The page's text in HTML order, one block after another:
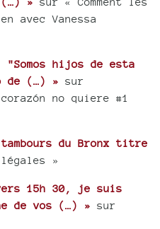
avec Vanessa
hijos de esta
de (…) » sur
no quiere #1
du Bronx titre
»
15h 30, je suis
de vos (…) » sur